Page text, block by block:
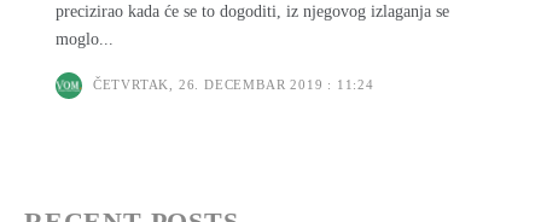
precizirao kada će se to dogoditi, iz njegovog izlaganja se
moglo...
ČETVRTAK, 26. DECEMBAR 2019 : 11:24